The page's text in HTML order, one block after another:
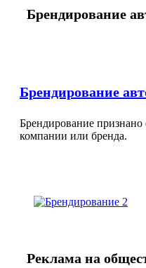
Брендирование
Брендирование
Брендирование
компании или бренда.
Реклама на